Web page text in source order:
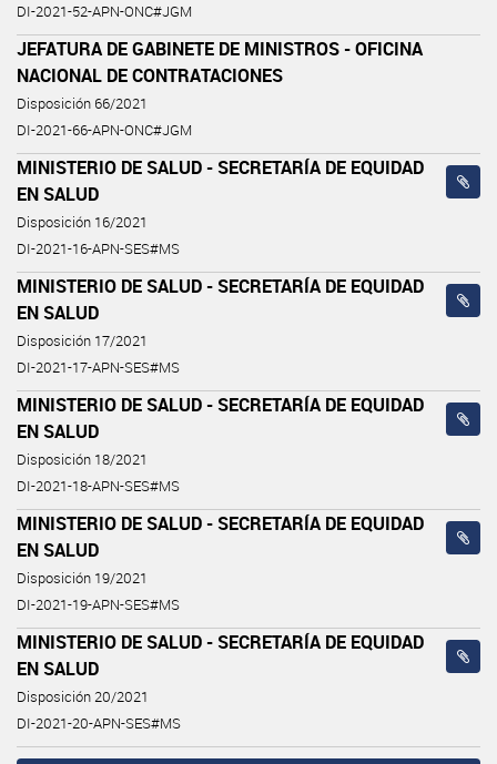
DI-2021-52-APN-ONC#JGM
JEFATURA DE GABINETE DE MINISTROS - OFICINA
NACIONAL DE CONTRATACIONES
Disposición 66/2021
DI-2021-66-APN-ONC#JGM
MINISTERIO DE SALUD - SECRETARÍA DE EQUIDAD
EN SALUD
Disposición 16/2021
DI-2021-16-APN-SES#MS
MINISTERIO DE SALUD - SECRETARÍA DE EQUIDAD
EN SALUD
Disposición 17/2021
DI-2021-17-APN-SES#MS
MINISTERIO DE SALUD - SECRETARÍA DE EQUIDAD
EN SALUD
Disposición 18/2021
DI-2021-18-APN-SES#MS
MINISTERIO DE SALUD - SECRETARÍA DE EQUIDAD
EN SALUD
Disposición 19/2021
DI-2021-19-APN-SES#MS
MINISTERIO DE SALUD - SECRETARÍA DE EQUIDAD
EN SALUD
Disposición 20/2021
DI-2021-20-APN-SES#MS